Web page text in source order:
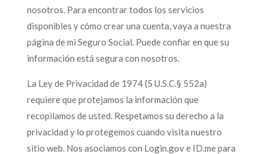
nosotros. Para encontrar todos los servicios
disponibles y cómo crear una cuenta, vaya a nuestra
página de mi Seguro Social. Puede confiar en que su
información está segura con nosotros.
La Ley de Privacidad de 1974 (5 U.S.C.§ 552a)
requiere que protejamos la información que
recopilamos de usted. Respetamos su derecho a la
privacidad y lo protegemos cuando visita nuestro
sitio web. Nos asociamos con Login.gov e ID.me para